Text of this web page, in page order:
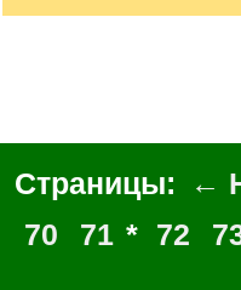
Страницы: ←
70
71 * 72